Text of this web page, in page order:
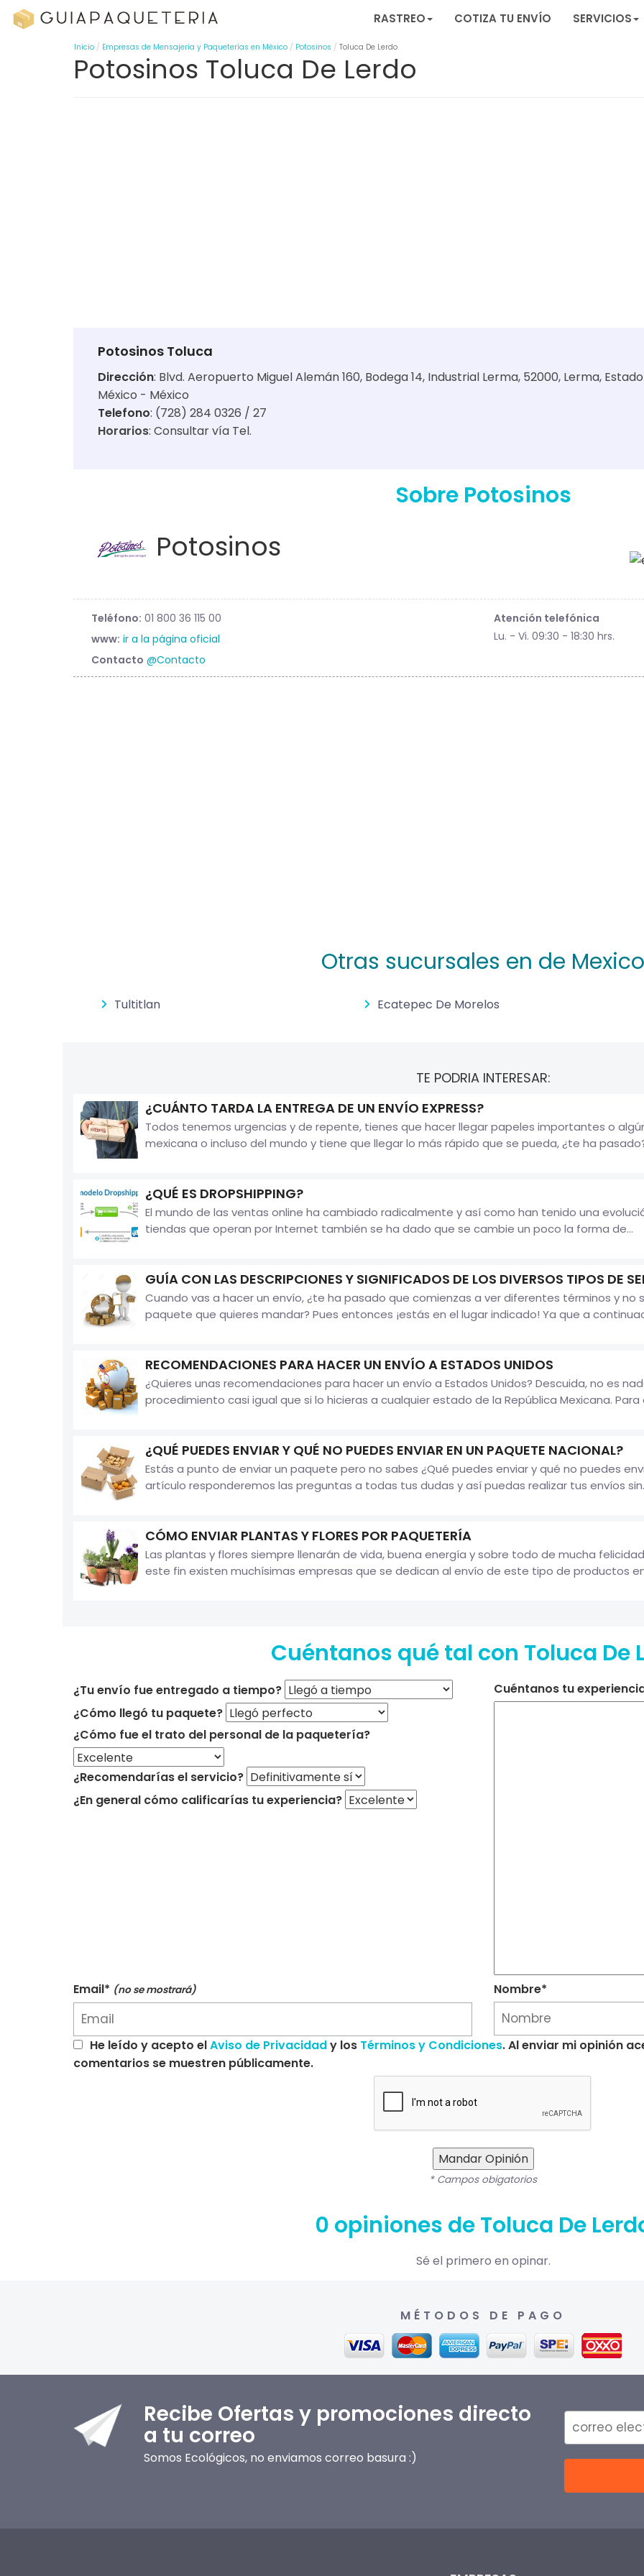
RASTREO COTIZA TU ENVÍO SERVICIOS
Inicio Empresas de Mensajería y Paqueterías en México Potosinos Toluca De Lerdo
Potosinos Toluca De Lerdo
Potosinos Toluca
Dirección: Blvd. Aeropuerto Miguel Alemán 160, Bodega 14, Industrial Lerma, 52000, Lerma,
México - México
Telefono: (728) 284 0326 / 27
Horarios: Consultar vía Tel.
Sobre Potosinos
Potosinos
Teléfono: 01 800 36 115 00
www: ir a la página oficial
Contacto @Contacto
Atención telefónica
Lu. - Vi. 09:30 - 18:30 hrs.
Otras sucursales en de Mexico
Tultitlan Ecatepec De Morelos
TE PODRIA INTERESAR:
¿CUÁNTO TARDA LA ENTREGA DE UN ENVÍO EXPRESS?
Todos tenemos urgencias y de repente, tienes que hacer llegar papeles importantes o
mexicana o incluso del mundo y tiene que llegar lo más rápido que se pueda, ¿te ha pasado?
¿QUÉ ES DROPSHIPPING?
El mundo de las ventas online ha cambiado radicalmente y así como han tenido una
tiendas que operan por Internet también se ha dado que se cambie un poco la forma de...
GUÍA CON LAS DESCRIPCIONES Y SIGNIFICADOS DE LOS DIVERSOS TIPOS DE
Cuando vas a hacer un envío, ¿te ha pasado que comienzas a ver diferentes términos y no
paquete que quieres mandar? Pues entonces ¡estás en el lugar indicado! Ya que a
RECOMENDACIONES PARA HACER UN ENVÍO A ESTADOS UNIDOS
¿Quieres unas recomendaciones para hacer un envío a Estados Unidos? Descuida, no es
procedimiento casi igual que si lo hicieras a cualquier estado de la República Mexicana.
¿QUÉ PUEDES ENVIAR Y QUÉ NO PUEDES ENVIAR EN UN PAQUETE NACIONAL?
Estás a punto de enviar un paquete pero no sabes ¿Qué puedes enviar y qué no puedes
artículo responderemos las preguntas a todas tus dudas y así puedas realizar tus envíos
CÓMO ENVIAR PLANTAS Y FLORES POR PAQUETERÍA
Las plantas y flores siempre llenarán de vida, buena energía y sobre todo de mucha
este fin existen muchísimas empresas que se dedican al envío de este tipo de productos
Cuéntanos qué tal con Toluca De
¿Tu envío fue entregado a tiempo?
¿Cómo llegó tu paquete?
¿Cómo fue el trato del personal de la paquetería?
¿Recomendarías el servicio?
¿En general cómo calificarías tu experiencia?
Cuéntanos tu
Email* (no se mostrará) Nombre*
He leído y acepto elAviso de Privacidady los Términos y Condiciones. Al enviar mi opinión
comentarios se muestren públicamente.
Mandar Opinión
* Campos obigatorios
0 opiniones de Toluca De
Sé el primero en opinar.
MÉTODOS DE PAGO
Recibe Ofertas y promociones directo
a tu correo
Somos Ecológicos, no enviamos correo basura :)